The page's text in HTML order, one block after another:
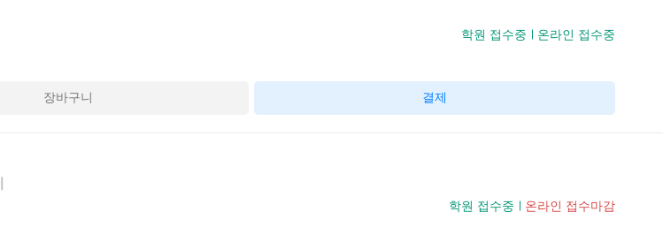
학원 접수중 온라인 접수중
장바구니 결제
학원 접수중 온라인 접수마감